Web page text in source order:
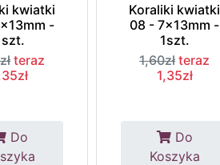
kwiatki
-
teraz
Do
Koraliki kwiatki
08 - 7x13mm -
1szt.
1,60zł teraz
1,35zł
Do
Koszyka